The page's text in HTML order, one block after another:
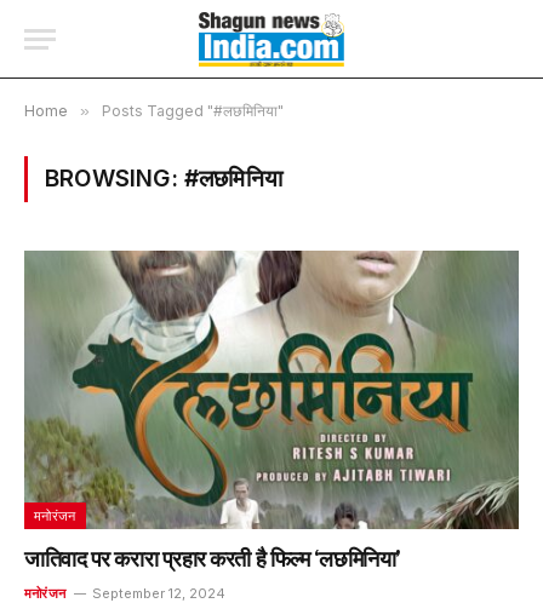
Home » Posts Tagged "#लछमिनिया"
BROWSING: #लछमिनिया
मनोरंजन
जातिवाद पर करारा प्रहार करती है फिल्म ‘लछमिनिया’
मनोरंजन September 12, 2024